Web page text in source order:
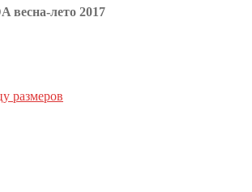
весна-лето 2017
размеров